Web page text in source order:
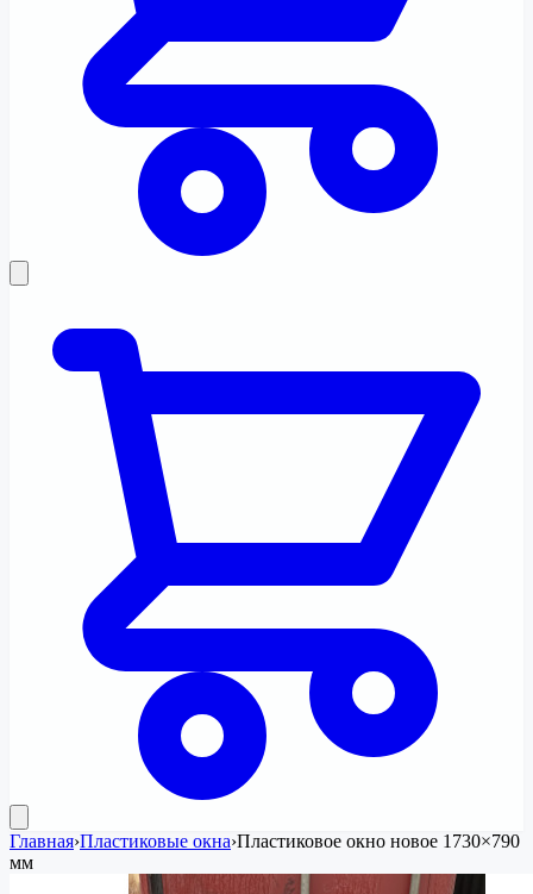
Главная›Пластиковые окна›Пластиковое окно новое 1730×790
мм